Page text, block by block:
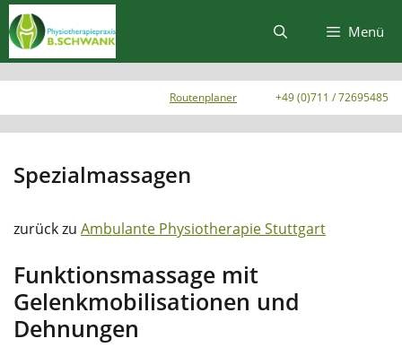
Zum
Inhalt
springen
Menü
Routenplaner +49 (0)711 / 72695485
Spezialmassagen
zurück zu Ambulante Physiotherapie Stuttgart
Funktionsmassage mit
Gelenkmobilisationen und
Dehnungen